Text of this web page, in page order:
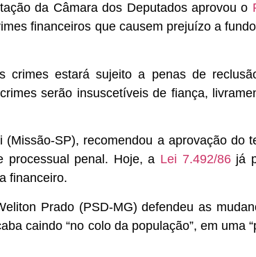
da Câmara dos Deputados aprovou o
financeiros que causem prejuízo a
crimes estará sujeito a penas de
serão insuscetíveis de fiança,
(Missão-SP), recomendou a aprovação do
processual penal. Hoje, a Lei 7.492/86já
financeiro.
Prado (PSD-MG) defendeu as
caindo “no colo da população”, em uma